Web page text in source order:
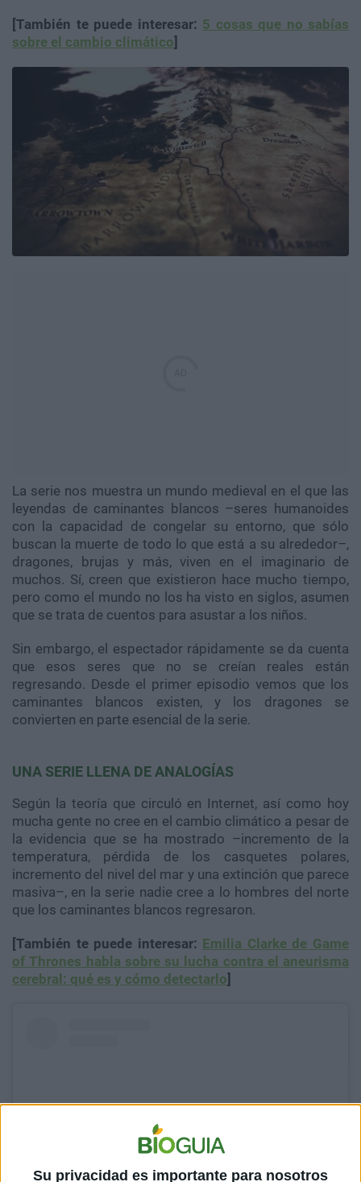
Su privacidad es importante para nosotros
[También te puede interesar: 5 cosas que no sabías
sobre el cambio climático]
La serie nos muestra un mundo medieval en el que las
leyendas de caminantes blancos –seres humanoides
con la capacidad de congelar su entorno, que sólo
buscan la muerte de todo lo que está a su alrededor–,
dragones, brujas y más, viven en el imaginario de
muchos. Sí, creen que existieron hace mucho tiempo,
pero como el mundo no los ha visto en siglos, asumen
que se trata de cuentos para asustar a los niños.
Sin embargo, el espectador rápidamente se da cuenta
que esos seres que no se creían reales están
regresando. Desde el primer episodio vemos que los
caminantes blancos existen, y los dragones se
convierten en parte esencial de la serie.
UNA SERIE LLENA DE ANALOGÍAS
Según la teoría que circuló en Internet, así como hoy
mucha gente no cree en el cambio climático a pesar de
la evidencia que se ha mostrado –incremento de la
temperatura, pérdida de los casquetes polares,
incremento del nivel del mar y una extinción que parece
masiva–, en la serie nadie cree a lo hombres del norte
que los caminantes blancos regresaron.
[También te puede interesar: Emilia Clarke de Game
of Thrones habla sobre su lucha contra el aneurisma
cerebral: qué es y cómo detectarlo]